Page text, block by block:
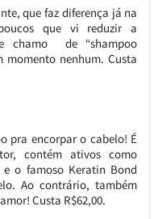
que faz diferença já na
que vi reduzir a
chamo de “shampoo
momento nenhum. Custa
pra encorpar o cabelo! É
contém ativos como
o famoso Keratin Bond
Ao contrário, também
Custa R$62,00.